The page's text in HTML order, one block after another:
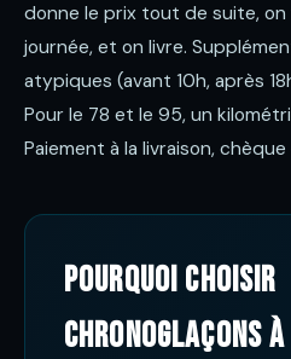
donne le prix tout de suite, on
journée, et on livre.
atypiques (avant 10h, après
Pour le 78 et le 95, un
Paiement à la livraison,
Pourquoi choisir
ChronoGlaçons